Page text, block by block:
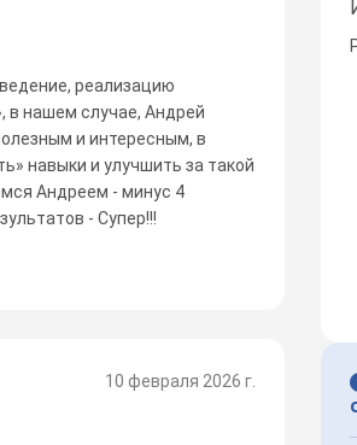
реализацию
в нашем случае, Андрей
и интересным, в
навыки и улучшить за такой
Андреем - минус 4
- Супер!!!
10 февраля 2026 г.